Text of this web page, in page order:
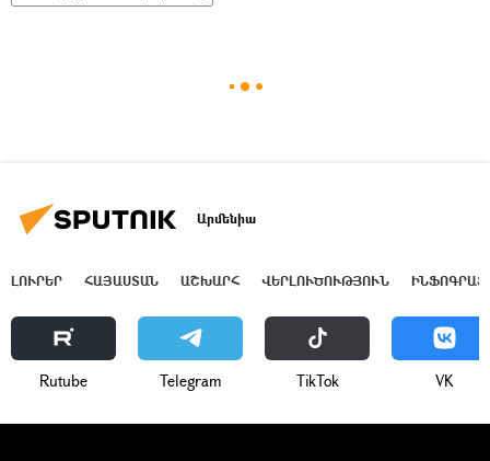
Արմենիա
ԼՈՒՐԵՐ ՀԱՅԱՍՏԱՆ ԱՇԽԱՐՀ ՎԵՐԼՈՒԾՈՒԹՅՈՒՆ
Rutube Telegram ТikТоk VK